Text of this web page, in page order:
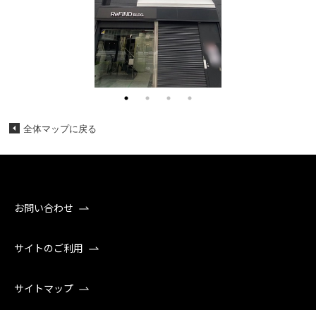
全体マップに戻る
お問い合わせ
サイトのご利用
サイトマップ